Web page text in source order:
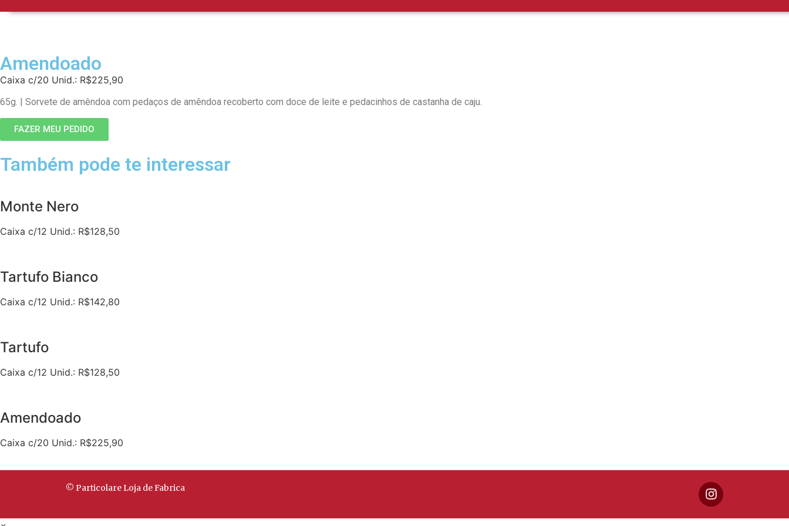
Amendoado
Caixa c/20 Unid.: R$225,90
65g. | Sorvete de amêndoa com pedaços de amêndoa recoberto com doce de leite e pedacinhos de castanha de caju.
FAZER MEU PEDIDO
Também pode te interessar
Monte Nero
Caixa c/12 Unid.: R$128,50
Tartufo Bianco
Caixa c/12 Unid.: R$142,80
Tartufo
Caixa c/12 Unid.: R$128,50
Amendoado
Caixa c/20 Unid.: R$225,90
© Particolare Loja de Fabrica